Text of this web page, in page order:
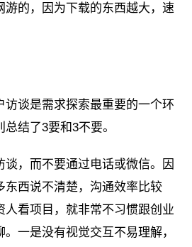
游的，因为下载的东西越大，速
访谈是需求探索最重要的一个环
结了3要和3不要。
谈，而不要通过电话或微信。因
东西说不清楚，沟通效率比较
人看项目，就非常不习惯跟创业
一是没有视觉交互不易理解，